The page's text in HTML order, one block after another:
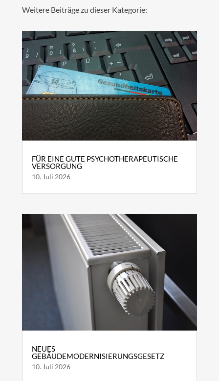
Weitere Beiträge zu dieser Kategorie:
FÜR EINE GUTE PSYCHOTHERAPEUTISCHE
VERSORGUNG
10. Juli 2026
NEUES
GEBÄUDEMODERNISIERUNGSGESETZ
10. Juli 2026